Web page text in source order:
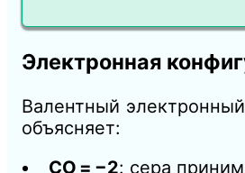
Электронная
Валентный
объясняет:
СО = −2: сера